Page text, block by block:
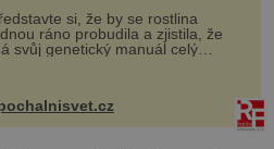
si, že by se rostlina
ráno probudila a zjistila, že
svůj genetický manuál celý